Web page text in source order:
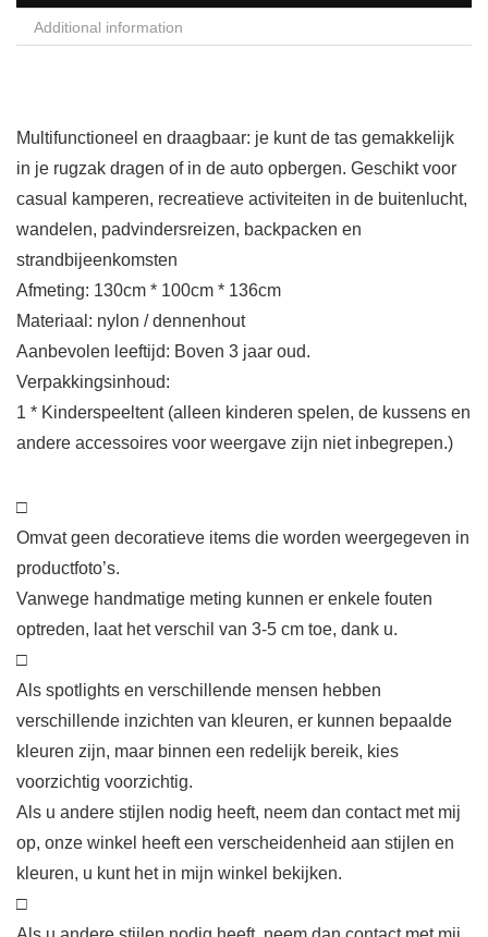
Additional information
Multifunctioneel en draagbaar: je kunt de tas gemakkelijk
in je rugzak dragen of in de auto opbergen. Geschikt voor
casual kamperen, recreatieve activiteiten in de buitenlucht,
wandelen, padvindersreizen, backpacken en
strandbijeenkomsten
Afmeting: 130cm * 100cm * 136cm
Materiaal: nylon / dennenhout
Aanbevolen leeftijd: Boven 3 jaar oud.
Verpakkingsinhoud:
1 * Kinderspeeltent (alleen kinderen spelen, de kussens en
andere accessoires voor weergave zijn niet inbegrepen.)
□
Omvat geen decoratieve items die worden weergegeven in
productfoto’s.
Vanwege handmatige meting kunnen er enkele fouten
optreden, laat het verschil van 3-5 cm toe, dank u.
□
Als spotlights en verschillende mensen hebben
verschillende inzichten van kleuren, er kunnen bepaalde
kleuren zijn, maar binnen een redelijk bereik, kies
voorzichtig voorzichtig.
Als u andere stijlen nodig heeft, neem dan contact met mij
op, onze winkel heeft een verscheidenheid aan stijlen en
kleuren, u kunt het in mijn winkel bekijken.
□